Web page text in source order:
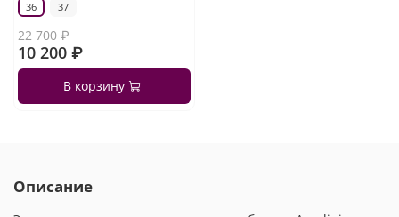
36 37
22 700 ₽
10 200 ₽
В корзину
Описание